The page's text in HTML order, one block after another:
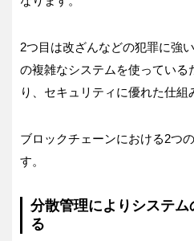
2つ目は改ざんなどの犯罪に強
の複雑なシステムを使っている
り、セキュリティに優れた仕組
ブロックチェーンにおける2つ
す。
分散管理によりシステ
る